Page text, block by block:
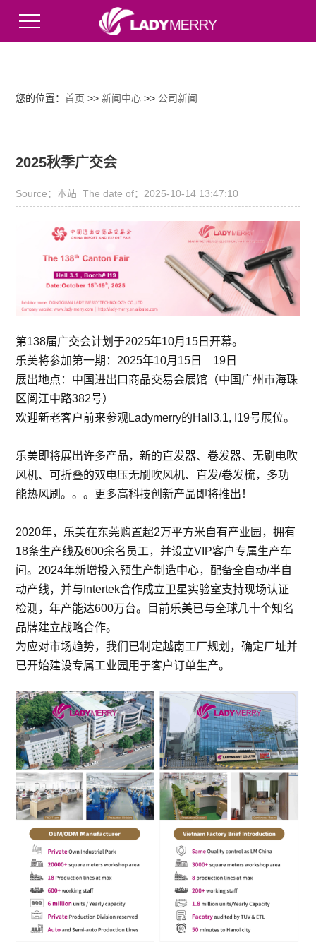
您的位置：首页 >>新闻中心 >> 公司新闻
2025秋季广交会
Source：本站 The date of：2025-10-14 13:47:10
第138届广交会计划于2025年10月 15 日开幕。
乐美将参加第一期：2025年10月 15 日—19 日
展出地点：中国进出口商品交易会展馆（中国广州市海珠
区阅江中路382号）
欢迎新老客户前来参观Ladymerry的Hall3.1, I19号展位。
乐美即将展出许多产品，新的直发器、卷发器、无刷电吹
风机、可折叠的双电压无刷吹风机、直发/卷发梳，多功
能热风刷。。。更多高科技创新产品即将推出！
2020年，乐美在东莞购置超2万平方米自有产业园，拥有
18条生产线及600余名员工，并设立VIP客户专属生产车
间。2024年新增投入预生产制造中心，配备全自动/半自
动产线，并与 Intertek合作成立卫星实验室支持现场认证
检测，年产能达600万台。目前乐美已与全球几十个知名
品牌建立战略合作。
为应对市场趋势，我们已制定越南工厂规划，确定厂址并
已开始建设专属工业园用于客户订单生产。